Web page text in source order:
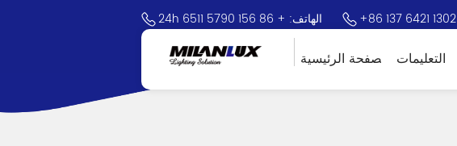
24h الهاتف: + 86 156 5790 6511 +86 137 6421 1302
الصفحة الرئيسية التعليمات